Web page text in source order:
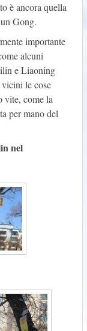
è ancora quella
Gong.
importante
alcuni
e Liaoning
vicini le cose
vite, come la
per mano del
nel